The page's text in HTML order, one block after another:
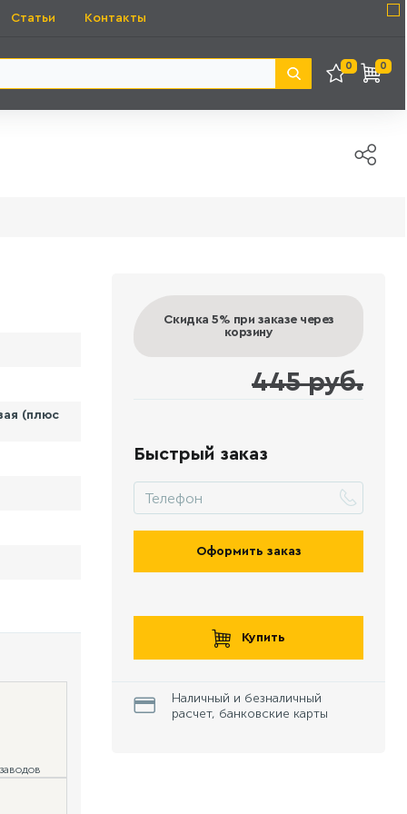
Статьи Контакты
0 0
(плюс
Скидка 5% при заказе через
корзину
445 руб.
Быстрый заказ
Оформить заказ
Купить
Наличный и безналичный
расчет, банковские карты